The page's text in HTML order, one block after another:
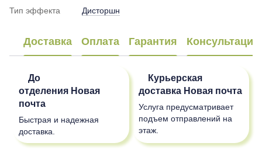
Тип эффекта Дисторшн
Доставка Оплата Гарантия Консультация
До
отделения Новая
почта
Быстрая и надежная
доставка.
Курьерская
доставка Новая почта
Услуга предусматривает
подъем отправлений на
этаж.